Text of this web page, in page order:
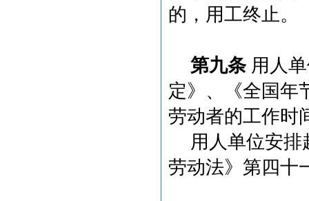
的，用工终止。
第九条用人单
定》、《全国年
劳动者的工作时
用人单位安
劳动法》第四十